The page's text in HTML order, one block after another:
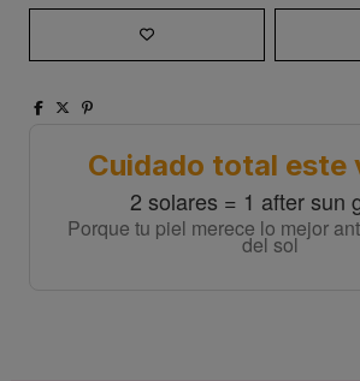
Cuidado total este
2 solares = 1 after sun
Porque tu piel merece lo mejor
del sol